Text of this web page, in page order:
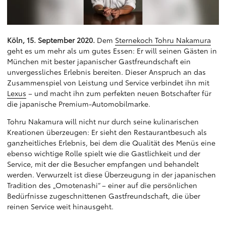
Köln, 15. September 2020. Dem Sternekoch Tohru Nakamura
geht es um mehr als um gutes Essen: Er will seinen Gästen in
München mit bester japanischer Gastfreundschaft ein
unvergessliches Erlebnis bereiten. Dieser Anspruch an das
Zusammenspiel von Leistung und Service verbindet ihn mit
Lexus – und macht ihn zum perfekten neuen Botschafter für
die japanische Premium-Automobilmarke.
Tohru Nakamura will nicht nur durch seine kulinarischen
Kreationen überzeugen: Er sieht den Restaurantbesuch als
ganzheitliches Erlebnis, bei dem die Qualität des Menüs eine
ebenso wichtige Rolle spielt wie die Gastlichkeit und der
Service, mit der die Besucher empfangen und behandelt
werden. Verwurzelt ist diese Überzeugung in der japanischen
Tradition des „Omotenashi“ – einer auf die persönlichen
Bedürfnisse zugeschnittenen Gastfreundschaft, die über
reinen Service weit hinausgeht.